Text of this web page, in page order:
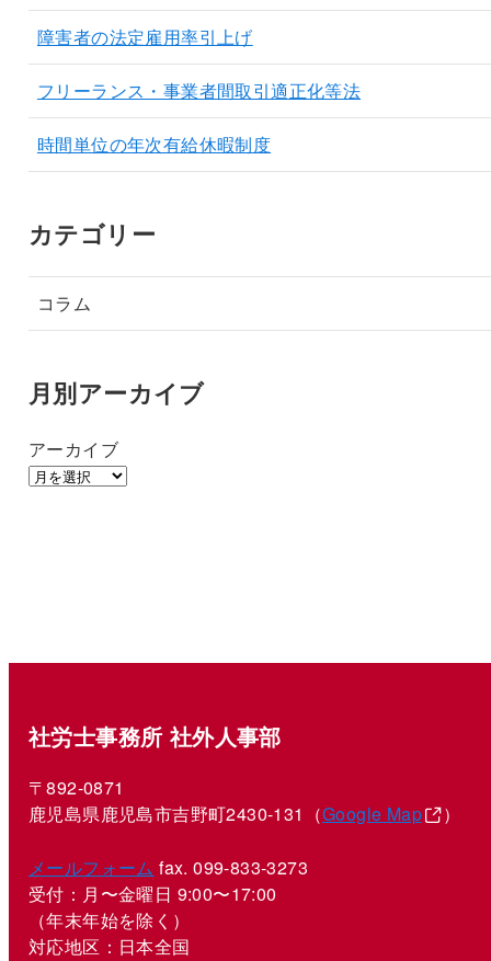
障害者の法定雇用率引上げ
フリーランス・事業者間取引適正化等法
時間単位の年次有給休暇制度
カテゴリー
コラム
月別アーカイブ
アーカイブ
社労士事務所 社外人事部
〒892-0871
鹿児島県鹿児島市吉野町2430-131（Google Map ）
メールフォーム fax. 099-833-3273
受付：月〜金曜日 9:00〜17:00
（年末年始を除く）
対応地区：日本全国